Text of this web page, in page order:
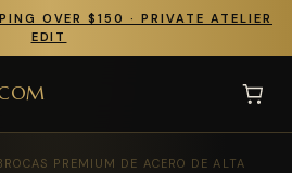
OVER $150 · PRIVATE ATELIER
EDIT
PREMIUM DE ACERO DE ALTA